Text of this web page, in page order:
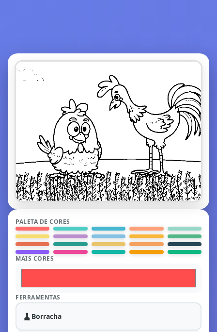
PALETA DE CORES
MAIS CORES
FERRAMENTAS
🧹 Borracha